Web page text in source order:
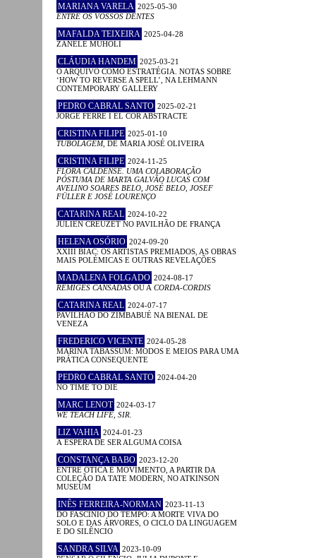
MARIANA VARELA 2025-05-30
ENTRE OS VOSSOS DENTES
MAFALDA TEIXEIRA 2025-04-28
ZANELE MUHOLI
CLÁUDIA HANDEM 2025-03-21
O ARQUIVO COMO ESTRATÉGIA. NOTAS SOBRE
‘HOW TO REVERSE A SPELL’, NA LEHMANN
CONTEMPORARY GALLERY
PEDRO CABRAL SANTO 2025-02-21
JORGE FERRÉ I EL COR ABSTRACTE
CRISTINA FILIPE 2025-01-10
TUBOLAGEM, DE MARIA JOSÉ OLIVEIRA
CRISTINA FILIPE 2024-11-25
FLORA CALDENSE. UMA COLABORAÇÃO
PÓSTUMA DE MARTA GALVÃO LUCAS COM
AVELINO SOARES BELO, JOSÉ BELO, JOSEF
FÜLLER E JOSÉ LOURENÇO
CATARINA REAL 2024-10-22
JULIEN CREUZET NO PAVILHÃO DE FRANÇA
HELENA OSÓRIO 2024-09-20
XXIII BIAC: OS ARTISTAS PREMIADOS, AS OBRAS
MAIS POLÉMICAS E OUTRAS REVELAÇÕES
MADALENA FOLGADO 2024-08-17
RÉMIGES CANSADAS OU A CORDA-CORDIS
CATARINA REAL 2024-07-17
PAVILHÃO DO ZIMBABUÉ NA BIENAL DE
VENEZA
FREDERICO VICENTE 2024-05-28
MARINA TABASSUM: MODOS E MEIOS PARA UMA
PRÁTICA CONSEQUENTE
PEDRO CABRAL SANTO 2024-04-20
NO TIME TO DIE
MARC LENOT 2024-03-17
WE TEACH LIFE, SIR.
LIZ VAHIA 2024-01-23
À ESPERA DE SER ALGUMA COISA
CONSTANÇA BABO 2023-12-20
ENTRE ÓTICA E MOVIMENTO, A PARTIR DA
COLEÇÃO DA TATE MODERN, NO ATKINSON
MUSEUM
INÊS FERREIRA-NORMAN 2023-11-13
DO FASCÍNIO DO TEMPO: A MORTE VIVA DO
SOLO E DAS ÁRVORES, O CICLO DA LINGUAGEM
E DO SILÊNCIO
SANDRA SILVA 2023-10-09